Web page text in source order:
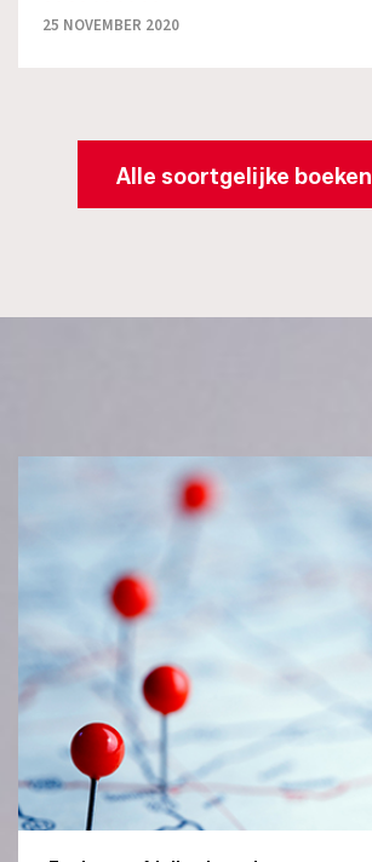
25 NOVEMBER 2020
Alle soortgelijke boeken